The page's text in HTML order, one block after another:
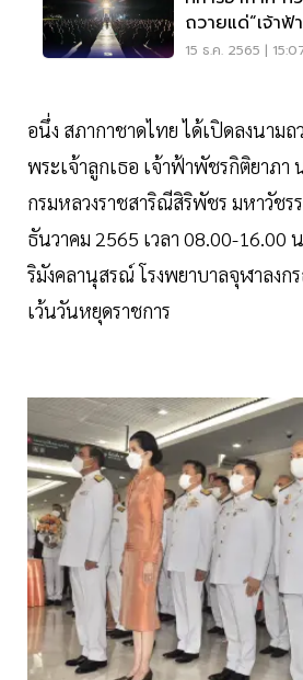
ถวายแด่“เจ้า
15 ธ.ค. 2565 |
อนึ่ง สภากาชาดไทย ได้เปิดลงนามถ
พระเจ้าลูกเธอ เจ้าฟ้าพัชรกิติยาภา
กรมหลวงราชสาริณีสิริพัชร มหาวัชร
ธันวาคม 2565 เวลา 08.00-16.00
ริมังคลานุสรณ์ โรงพยาบาลจุฬาลงก
เว้นวันหยุดราชการ